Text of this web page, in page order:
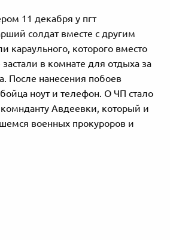
11 декабря у пгт
солдат вместе с другим
караульного, которого вместо
в комнате для отдыха за
После нанесения побоев
ноут и телефон. О ЧП стало
Авдеевки, который и
военных прокуроров и